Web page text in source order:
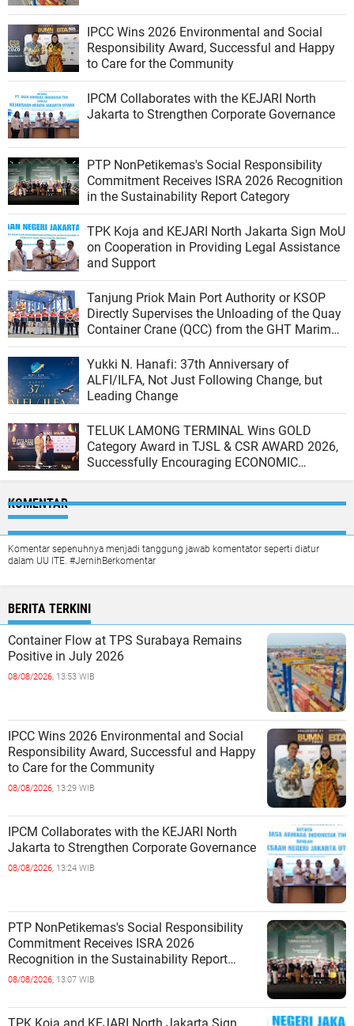
IPCC Wins 2026 Environmental and Social
Responsibility Award, Successful and Happy
to Care for the Community
IPCM Collaborates with the KEJARI North
Jakarta to Strengthen Corporate Governance
PTP NonPetikemas's Social Responsibility
Commitment Receives ISRA 2026 Recognition
in the Sustainability Report Category
TPK Koja and KEJARI North Jakarta Sign MoU
on Cooperation in Providing Legal Assistance
and Support
Tanjung Priok Main Port Authority or KSOP
Directly Supervises the Unloading of the Quay
Container Crane (QCC) from the GHT Marimas
Ship at the North JICT Pier
Yukki N. Hanafi: 37th Anniversary of
ALFI/ILFA, Not Just Following Change, but
Leading Change
TELUK LAMONG TERMINAL Wins GOLD
Category Award in TJSL & CSR AWARD 2026,
Successfully Encouraging ECONOMIC
KOMENTAR
Komentar sepenuhnya menjadi tanggung jawab komentator seperti diatur
dalam UU ITE. #JernihBerkomentar
BERITA TERKINI
Container Flow at TPS Surabaya Remains
Positive in July 2026
08/08/2026, 13:53 WIB
IPCC Wins 2026 Environmental and Social
Responsibility Award, Successful and Happy
to Care for the Community
08/08/2026, 13:29 WIB
IPCM Collaborates with the KEJARI North
Jakarta to Strengthen Corporate Governance
08/08/2026, 13:24 WIB
PTP NonPetikemas's Social Responsibility
Commitment Receives ISRA 2026
Recognition in the Sustainability Report
Category
08/08/2026, 13:07 WIB